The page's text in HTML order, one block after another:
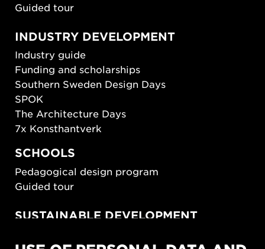
Guided tour
INDUSTRY DEVELOPMENT
Industry guide
Funding and scholarships
Southern Sweden Design Days
SPOK
The Architecture Days
7x Konsthantverk
SCHOOLS
Pedagogical design program
Guided tour
SUSTAINABLE DEVELOPMENT